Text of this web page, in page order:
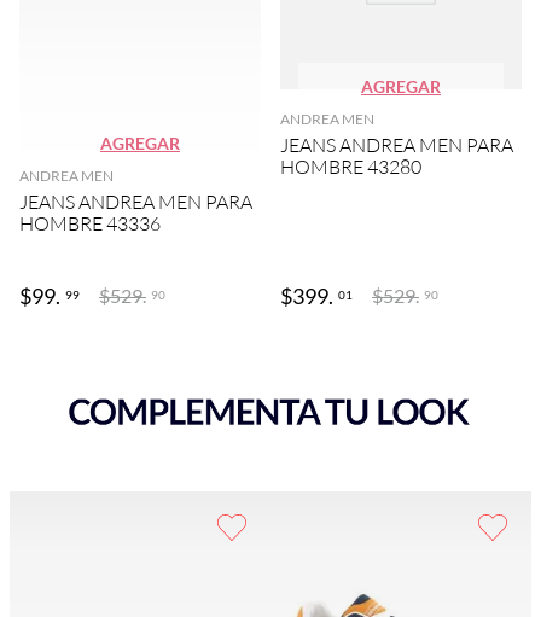
AGREGAR
ANDREA MEN
JEANS ANDREA MEN PARA
HOMBRE 43336
$99. 99 $529. 90
AGREGAR
ANDREA MEN
JEANS ANDREA MEN PARA
HOMBRE 43280
$399. 01 $529. 90